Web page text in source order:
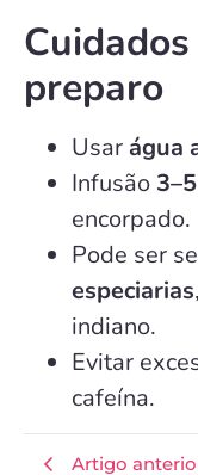
preparo
Usar água
Infusão
encorpado.
Pode ser
especiarias
indiano.
Evitar
cafeína.
Artigo